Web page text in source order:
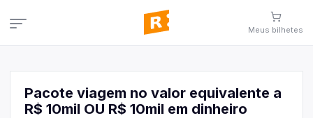
Campanhas
Meus bilhetes
Pacote viagem no valor equivalente a
R$ 10mil OU R$ 10mil em dinheiro